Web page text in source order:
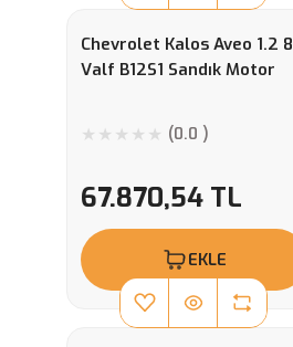
Chevrolet Kalos Aveo 1.2 8
Valf B12S1 Sandık Motor
(0.0 )
67.870,54 TL
EKLE